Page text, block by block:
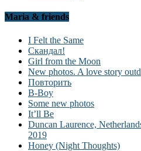
Maria & friends
I Felt the Same
Скандал!
Girl from the Moon
New photos. A love story
Повторить
B-Boy
Some new photos
It’ll Be
Duncan Laurence,
2019
Honey (Night Thoughts)